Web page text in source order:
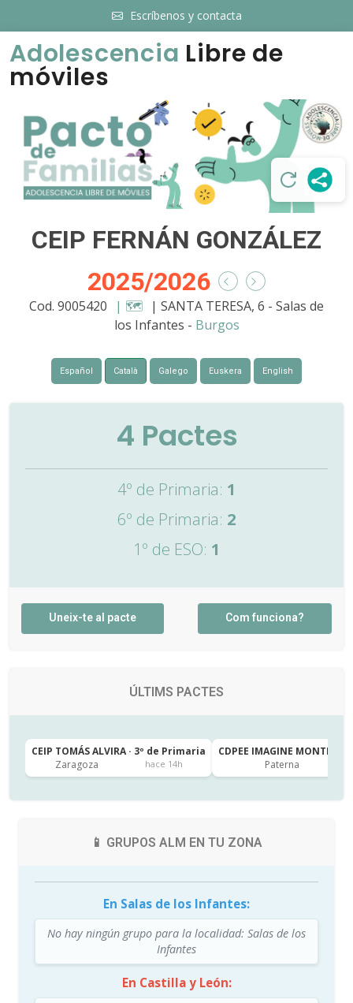
Escríbenos y contacta
Adolescencia Libre de
móviles
CEIP FERNÁN GONZÁLEZ
2025/2026
Cod. 9005420 | 🗺️ | SANTA TERESA, 6 - Salas de
los Infantes - Burgos
Español Català Galego Euskera English
4 Pactes
4º de Primaria: 1
6º de Primaria: 2
1º de ESO: 1
Uneix-te al pacte Com funciona?
ÚLTIMS PACTES
CEIP TOMÁS ALVIRA · 3º de Primaria
Zaragoza
hace 14h
CDPEE IMAGINE
Paterna
📱 GRUPOS ALM EN TU ZONA
En Salas de los Infantes:
No hay ningún grupo para la localidad: Salas de los
Infantes
En Castilla y León: